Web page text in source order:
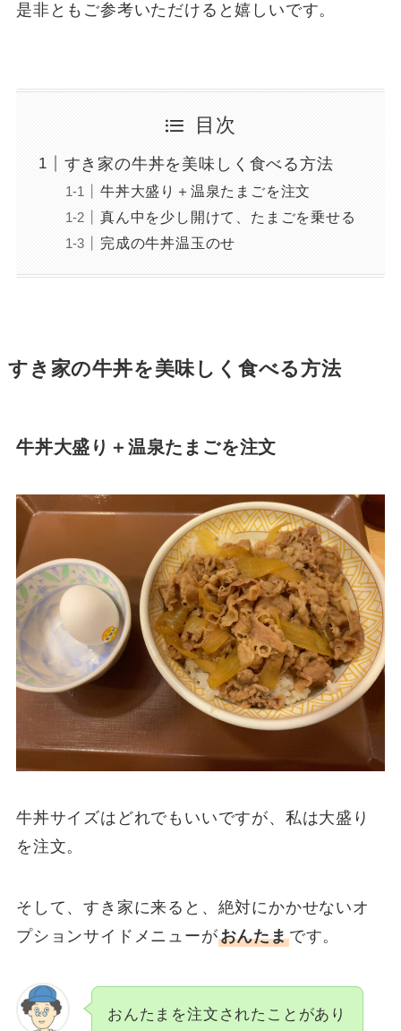
是非ともご参考いただけると嬉しいです。
目次
すき家の牛丼を美味しく食べる方法
牛丼大盛り＋温泉たまごを注文
真ん中を少し開けて、たまごを乗せる
完成の牛丼温玉のせ
すき家の牛丼を美味しく食べる方法
牛丼大盛り＋温泉たまごを注文
牛丼サイズはどれでもいいですが、私は大盛り
を注文。
そして、すき家に来ると、絶対にかかせないオ
プションサイドメニューがおんたまです。
おんたまを注文されたことがあり